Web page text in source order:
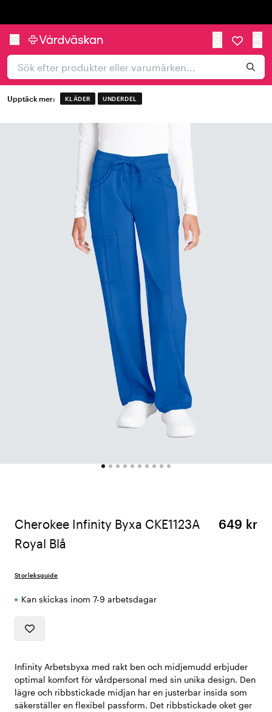
Upptäck mer: KLÄDER UNDERDEL
Cherokee Infinity Byxa CKE1123A
Royal Blå
649 kr
Storleksguide
Kan skickas inom 7-9 arbetsdagar
Infinity Arbetsbyxa med rakt ben och midjemudd erbjuder
optimal komfort för vårdpersonal med sin unika design. Den
lägre och ribbstickade midjan har en justerbar insida som
säkerställer en flexibel passform. Det ribbstickade oket ger